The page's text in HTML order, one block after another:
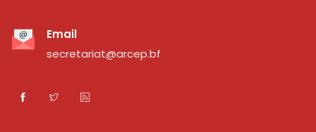
Email
secretariat@arcep.bf